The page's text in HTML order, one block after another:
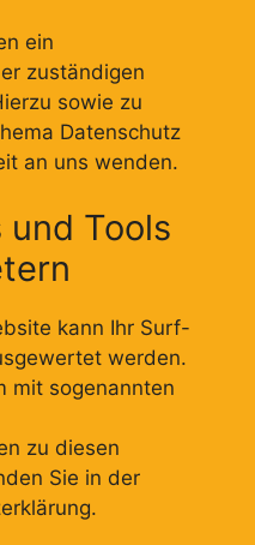
ein
zuständigen
sowie zu
Datenschutz
an uns wenden.
und Tools
kann Ihr Surf-
werden.
mit sogenannten
zu diesen
Sie in der